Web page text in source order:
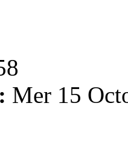
Mer 15